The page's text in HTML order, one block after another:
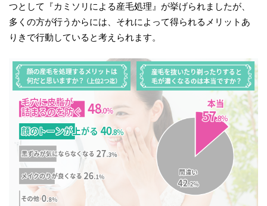
つとして『カミソリによる産毛処理』が挙げられましたが、
多くの方が行うからには、それによって得られるメリットあ
りきで行動していると考えられます。